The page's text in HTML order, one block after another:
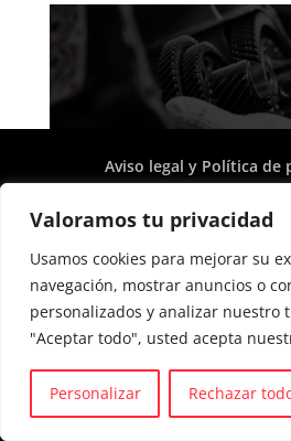
Valoramos tu privacidad
Usamos cookies para mejorar su
navegación, mostrar anuncios o
personalizados y analizar nuestro
"Aceptar todo", usted acepta
Personalizar Rechazar
Aviso legal y Política de